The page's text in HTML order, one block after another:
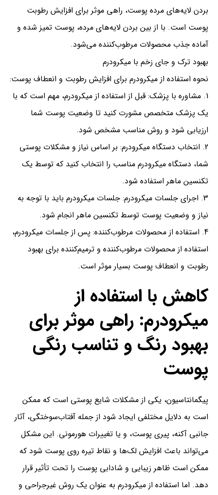
بردن لایه‌های مرده پوست، راهی موثر برای افزایش رطوبت
پوست است. با از بین بردن لایه‌های مرده، پوست تمیز شده و
آماده جذب محصولات مرطوب‌کننده می‌شود.
بهبود ترک و جای زخم با میکرودرم
نحوه استفاده از میکرودرم برای افزایش رطوبت و انعطاف پوست:
مشاوره با پزشک: قبل از استفاده از میکرودرم، مهم است که با
یک پزشک متخصص مشورت کنید تا وضعیت پوست شما
ارزیابی شود و روش مناسب مشخص شود.
انتخاب دستگاه میکرودرم: بر اساس نیاز و مشکلات پوستی
شما، دستگاه میکرودرم مناسب را انتخاب کنید که توسط یک
تکنسین ماهر استفاده شود.
اجرای جلسات میکرودرم: جلسات میکرودرم باید با توجه به
نیاز و وضعیت پوست توسط تکنسین ماهر انجام شود.
استفاده از محصولات مرطوب‌کننده: پس از جلسات میکرودرم،
استفاده از محصولات مرطوب‌کننده و ترمیم‌کننده برای بهبود
رطوبت و انعطاف پوست بسیار موثر است.
کاهش با استفاده از
میکرودرم: راهی موثر برای
بهبود رنگ و تناسب رنگی
پوست
پیگمانتاسیون، یکی از مشکلات شایع پوستی است که ممکن
است به دلایل مختلفی ایجاد شود از جمله آفتاب‌سوختگی، آثار
جانبی آکنه، پیری پوست، و یا تغییرات هورمونی. این مشکل
می‌تواند باعث افزایش لک‌ها و نقاط تیره روی پوست شود که
ممکن است ظاهر زیبایی و شادابی پوست را تحت تأثیر قرار
دهد. اما استفاده از میکرودرم به عنوان یک روش غیرجراحی و